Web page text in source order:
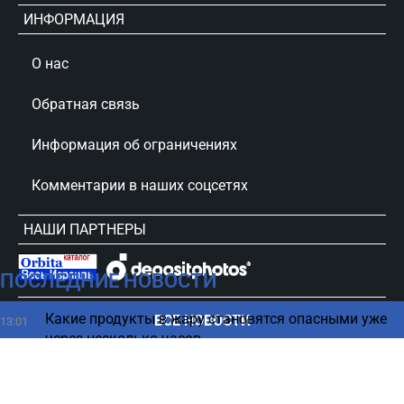
ПОСЛЕДНИЕ НОВОСТИ
13:01
Какие продукты в жару становятся опасными уже
через несколько часов
ВСЕ НОВОСТИ
ИНФОРМАЦИЯ
О нас
Обратная связь
Информация об ограничениях
Комментарии в наших соцсетях
НАШИ ПАРТНЕРЫ
сursorinfo.co.il © Все права защищены